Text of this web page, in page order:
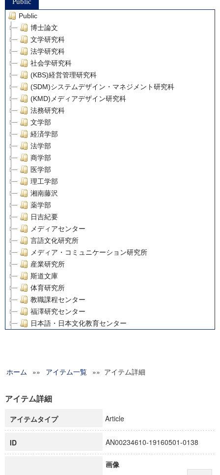
Public
博士論文
文学研究科
法学研究科
社会学研究科
(KBS)経営管理研究科
(SDM)システムデザイン・マネジメント研究科
(KMD)メディアデザイン研究科
法務研究科
文学部
経済学部
法学部
商学部
医学部
理工学部
湘南藤沢
薬学部
日吉紀要
メディアセンター
言語文化研究所
メディア・コミュニケーション研究所
産業研究所
斯道文庫
体育研究所
教職課程センター
福澤研究センター
日本語・日本文化教育センター
グローバルリサーチインスティテュート
科学研究費補助金研究成果報告書
慶應義塾大学グローバルCOEプログラム市民社会ガバナンス
慶應義塾大学グローバルCOEプログラム論理と感性の先端的
博士課程教育リーディングプログラム「超成熟社会発展のサ
学術雑誌掲載論文等(8)
ホーム »» アイテム一覧 »» アイテム詳細
アイテム詳細
アイテムタイプ Article
ID AN00234610-19160501-0138
画像